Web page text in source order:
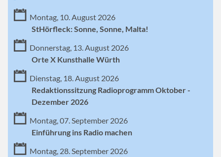
Montag, 10. August 2026
StHörfleck: Sonne, Sonne, Malta!
Donnerstag, 13. August 2026
Orte X Kunsthalle Würth
Dienstag, 18. August 2026
Redaktionssitzung Radioprogramm Oktober -
Dezember 2026
Montag, 07. September 2026
Einführung ins Radio machen
Montag, 28. September 2026